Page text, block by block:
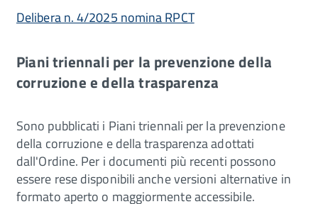
Delibera n. 4/2025 nomina RPCT
Piani triennali per la prevenzione della
corruzione e della trasparenza
Sono pubblicati i Piani triennali per la prevenzione
della corruzione e della trasparenza adottati
dall'Ordine. Per i documenti più recenti possono
essere rese disponibili anche versioni alternative in
formato aperto o maggiormente accessibile.